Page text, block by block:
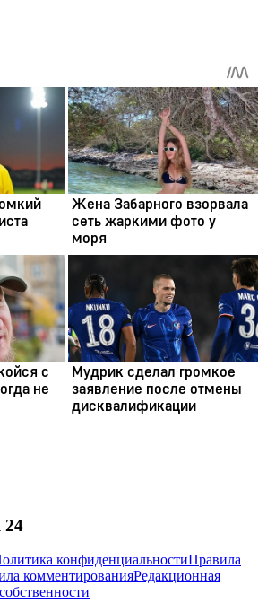
конфиденциальностиПравила
комментированияРедакционная